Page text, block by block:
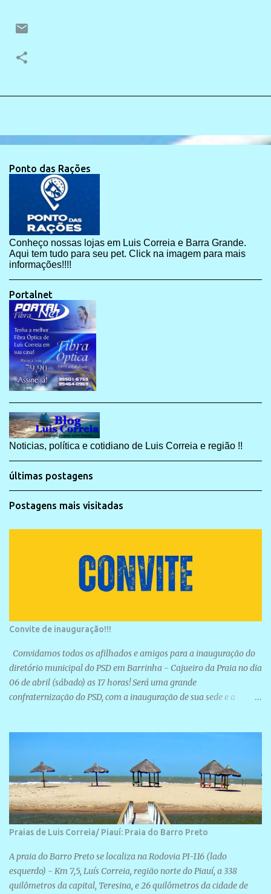
Ponto das Rações
Conheço nossas lojas em Luis Correia e Barra Grande.
Aqui tem tudo para seu pet. Click na imagem para mais
informações!!!!
Portalnet
Noticias, política e cotidiano de Luis Correia e região !!
últimas postagens
Postagens mais visitadas
Convite de inauguração!!!
Convidamos todos os afilhados e amigos para a inauguração do
diretório municipal do PSD em Barrinha - Cajueiro da Praia no dia
06 de abril (sábado) as 17 horas! Será uma grande
confraternização do PSD, com a inauguração de sua sede e a
Praias de Luis Correia/ Piauí: Praia do Barro Preto
A praia do Barro Preto se localiza na Rodovia PI-116 (lado
esquerdo) - Km 7,5, Luís Correia, região norte do Piauí, a 338
quilômetros da capital, Teresina, e 26 quilômetros da cidade de